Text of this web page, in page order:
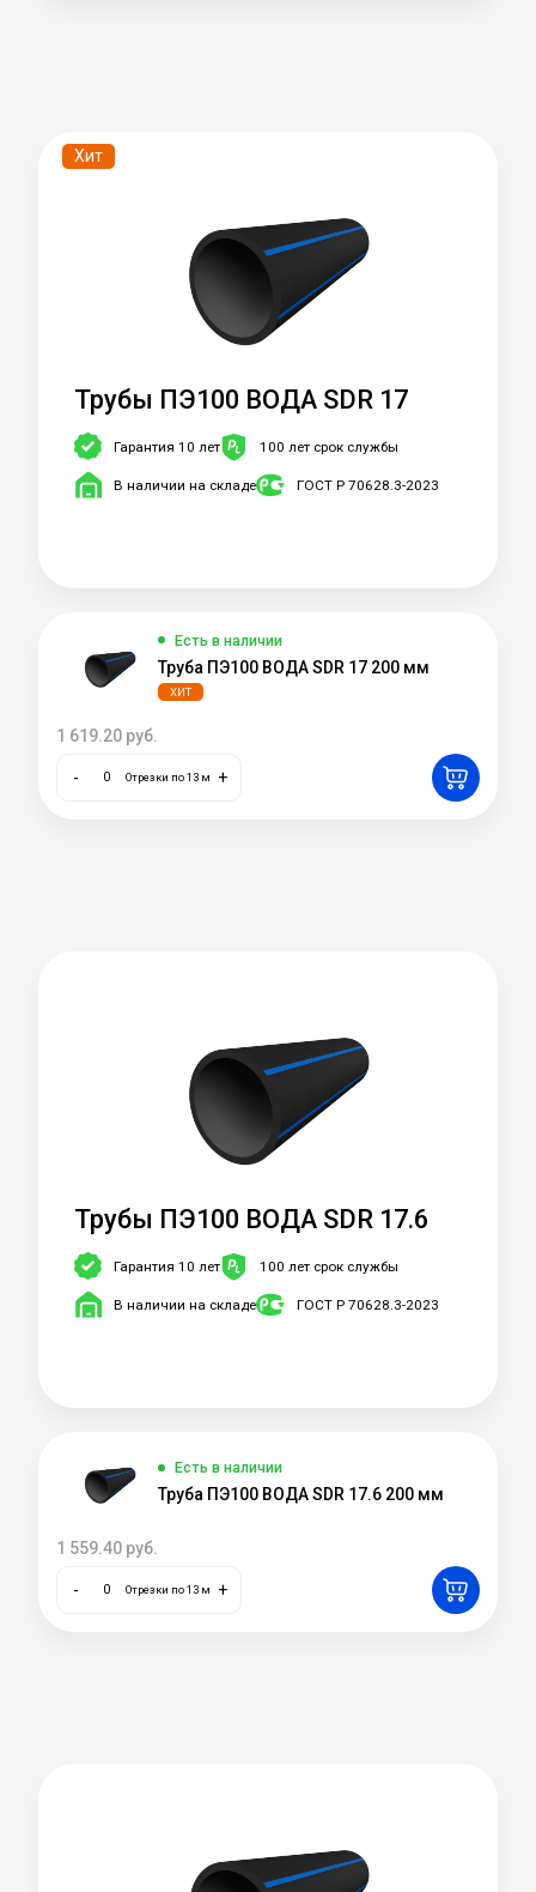
Хит
Трубы ПЭ100 ВОДА SDR 17
Гарантия 10 лет 100 лет срок службы
В наличии на складе ГОСТ Р 70628.3-2023
Есть в наличии
Труба ПЭ100 ВОДА SDR 17 200 мм
ХИТ
1 619.20 руб.
- Отрезки по 13 м +
Трубы ПЭ100 ВОДА SDR 17.6
Гарантия 10 лет 100 лет срок службы
В наличии на складе ГОСТ Р 70628.3-2023
Есть в наличии
Труба ПЭ100 ВОДА SDR 17.6 200 мм
1 559.40 руб.
- Отрезки по 13 м +